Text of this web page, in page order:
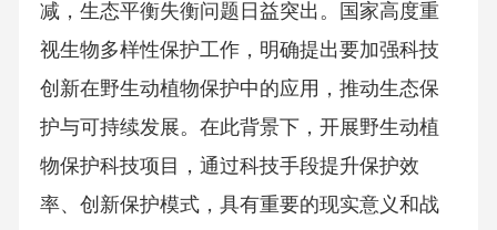
减，生态平衡失衡问题日益突出。国家高度重
视生物多样性保护工作，明确提出要加强科技
创新在野生动植物保护中的应用，推动生态保
护与可持续发展。在此背景下，开展野生动植
物保护科技项目，通过科技手段提升保护效
率、创新保护模式，具有重要的现实意义和战